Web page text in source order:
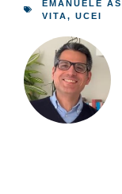
EMANUELE
VITA, UCEI